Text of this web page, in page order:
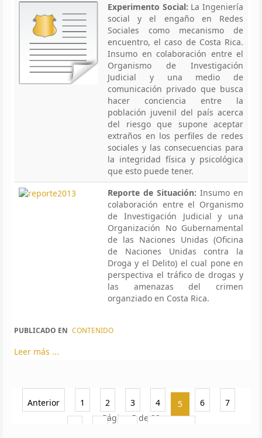
Experimento Social: La Ingeniería
social y el engaño en Redes
Sociales como mecanismo de
encuentro, el caso de Costa Rica.
Insumo en colaboración entre el
Organismo de Investigación
Judicial y una medio de
comunicación privado que busca
hacer conciencia entre la
población juvenil del país acerca
del riesgo que supone aceptar
extraños en los perfiles de redes
sociales y las consecuencias para
la integridad física y psicológica
que esto puede tener.
Reporte de Situación: Insumo en
colaboración entre el Organismo
de Investigación Judicial y una
Organización No Gubernamental
de las Naciones Unidas (Oficina
de Naciones Unidas contra la
Droga y el Delito) el cual pone en
perspectiva el tráfico de drogas y
las amenazas del crimen
organziado en Costa Rica.
PUBLICADO EN CONTENIDO
Leer más ...
Anterior 1 2 3 4 5 6 7
Página 5 de 22